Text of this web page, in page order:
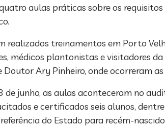
aulas práticas sobre os
realizados treinamentos em Porto
médicos plantonistas e visitadores
Doutor Ary Pinheiro, onde ocorreram
de junho, as aulas aconteceram no
e certificados seis alunos,
do Estado para recém-